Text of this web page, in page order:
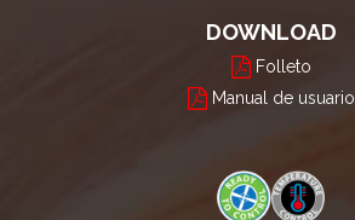
DOWNLOAD
Folleto
Manual de usuario